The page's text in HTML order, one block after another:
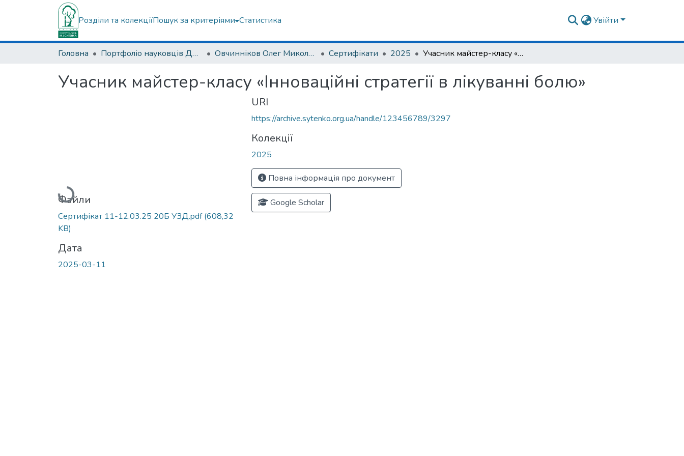
Розділи та колекціїПошук за критеріями Статистика Увійти
Головна Портфоліо науковців ДУ "ІПХС ім. проф. М.І. Ситенка" Овчинніков Олег Миколайович Сертифікати 2025 Учасник майстер-класу «Інноваційні стратегії в лікуванні болю»
Учасник майстер-класу «Інноваційні стратегії в лікуванні болю»
Вантажиться...
Файли
Сертифікат 11-12.03.25 20Б УЗД.pdf(608,32
KB)
Дата
2025-03-11
URI
https://archive.sytenko.org.ua/handle/123456789/3297
Колекції
2025
Повна інформація про документ
Google Scholar